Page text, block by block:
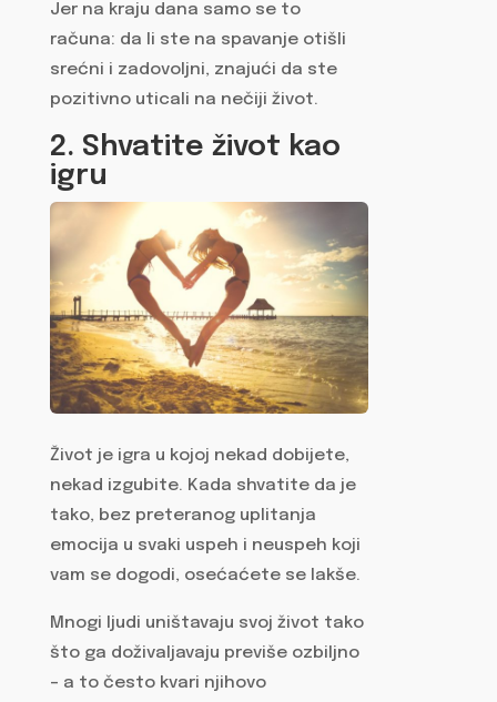
Jer na kraju dana samo se to
računa: da li ste na spavanje otišli
srećni i zadovoljni, znajući da ste
pozitivno uticali na nečiji život.
2. Shvatite život kao
igru
Život je igra u kojoj nekad dobijete,
nekad izgubite. Kada shvatite da je
tako, bez preteranog uplitanja
emocija u svaki uspeh i neuspeh koji
vam se dogodi, osećaćete se lakše.
Mnogi ljudi uništavaju svoj život tako
što ga doživaljavaju previše ozbiljno
– a to često kvari njihovo